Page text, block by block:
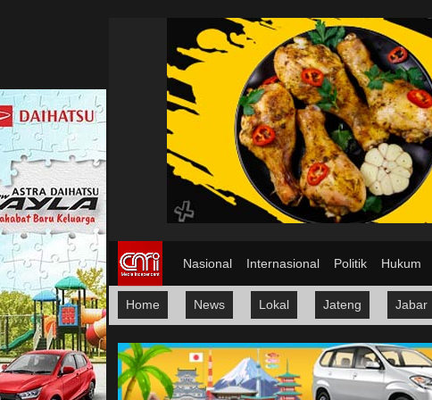
Nasional Internasional Politik Hukum
Home News Lokal Jateng Jabar